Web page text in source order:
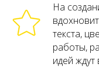
На
текста,
работы,
идей ждут